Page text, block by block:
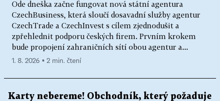
Ode dneška začne fungovat nová státní agentura
CzechBusiness, která sloučí dosavadní služby agentur
CzechTrade a CzechInvest s cílem zjednodušit a
zpřehlednit podporu českých firem. Prvním krokem
bude propojení zahraničních sítí obou agentur a...
1. 8. 2026 ▪ 2 min. čtení
Karty nebereme! Obchodník, který požaduje